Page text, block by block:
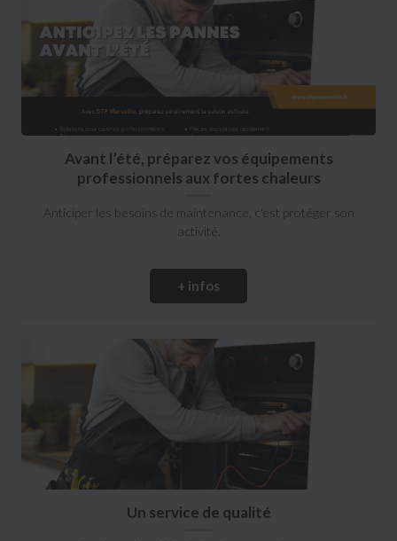
Avant l’été, préparez vos équipements
professionnels aux fortes chaleurs
Anticiper les besoins de maintenance, c'est protéger son
activité.
+ infos
Un service de qualité